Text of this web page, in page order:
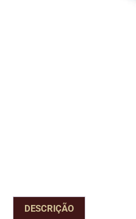
DESCRIÇÃO